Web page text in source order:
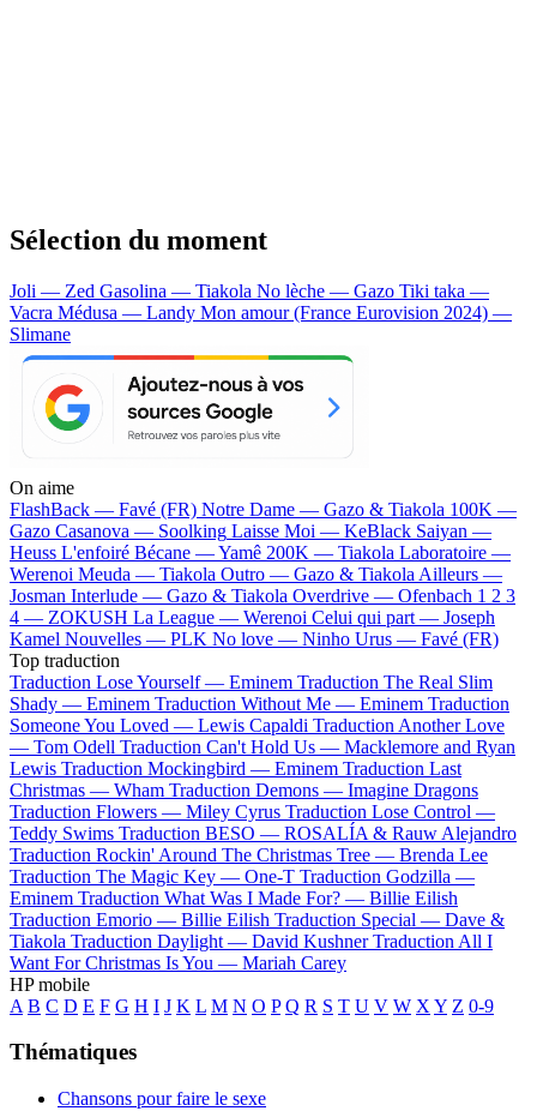
Sélection du moment
Joli — Zed Gasolina — Tiakola No lèche — Gazo Tiki taka —
Vacra Médusa — Landy Mon amour (France Eurovision 2024) —
Slimane
On aime
FlashBack — Favé (FR) Notre Dame — Gazo & Tiakola 100K —
Gazo Casanova — Soolking Laisse Moi — KeBlack Saiyan —
Heuss L'enfoiré Bécane —Yamê 200K — Tiakola Laboratoire —
Werenoi Meuda — Tiakola Outro — Gazo & Tiakola Ailleurs —
Josman Interlude — Gazo & Tiakola Overdrive — Ofenbach 1 2 3
4 — ZOKUSH La League — Werenoi Celui qui part — Joseph
Kamel Nouvelles — PLK No love — Ninho Urus — Favé (FR)
Top traduction
Traduction Lose Yourself — Eminem Traduction The Real Slim
Shady — Eminem Traduction Without Me — Eminem Traduction
Someone You Loved — Lewis Capaldi Traduction Another Love
— Tom Odell Traduction Can't Hold Us — Macklemore and Ryan
Lewis Traduction Mockingbird — Eminem Traduction Last
Christmas — Wham Traduction Demons — Imagine Dragons
Traduction Flowers — Miley Cyrus Traduction Lose Control —
Teddy Swims Traduction BESO — ROSALÍA & Rauw Alejandro
Traduction Rockin' Around The Christmas Tree — Brenda Lee
Traduction The Magic Key — One-T Traduction Godzilla —
Eminem Traduction What Was I Made For? — Billie Eilish
Traduction Emorio — Billie Eilish Traduction Special — Dave &
Tiakola Traduction Daylight — David Kushner Traduction All I
Want For Christmas Is You — Mariah Carey
HP mobile
A B C D E F G H I J K L M N O P Q R S T U V W X Y Z 0-9
Thématiques
Chansons pour faire le sexe